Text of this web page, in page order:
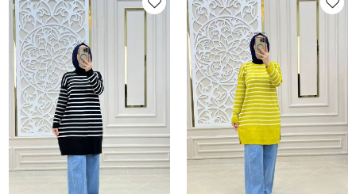
40
44
52
40
44